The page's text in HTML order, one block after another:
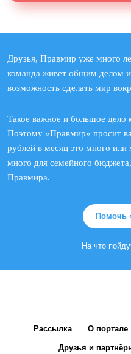
Друзья, Правмир уже много
команда живет общим делом
возможность сделать мир
Такое важное и большое дело
Поэтому «Правмир» просит
рублей в месяц это много
много для семейного
Правмира.
Помочь
На что
Рассылка О портале
Друзья и